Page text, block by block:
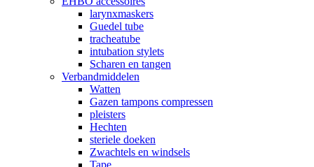
larynxmaskers
Guedel tube
tracheatube
intubation stylets
Scharen en tangen
Verbandmiddelen
Watten
Gazen tampons compressen
pleisters
Hechten
steriele doeken
Zwachtels en windsels
Tape